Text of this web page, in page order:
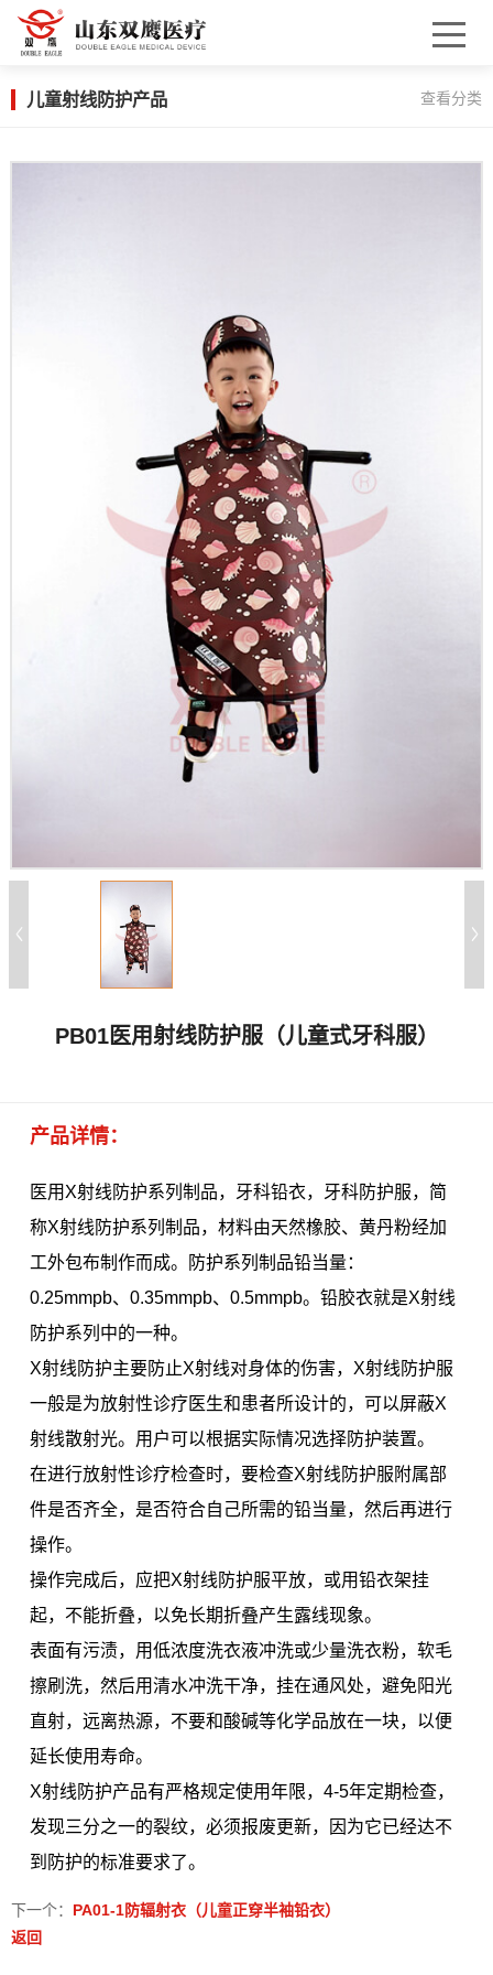
儿童射线防护产品 查看分类
PB01医用射线防护服（儿童式牙科服）
产品详情：
医用X射线防护系列制品，牙科铅衣，牙科防护服，简
称X射线防护系列制品，材料由天然橡胶、黄丹粉经加
工外包布制作而成。防护系列制品铅当量：
0.25mmpb、0.35mmpb、0.5mmpb。铅胶衣就是X射线
防护系列中的一种。
X射线防护主要防止X射线对身体的伤害，X射线防护服
一般是为放射性诊疗医生和患者所设计的，可以屏蔽X
射线散射光。用户可以根据实际情况选择防护装置。
在进行放射性诊疗检查时，要检查X射线防护服附属部
件是否齐全，是否符合自己所需的铅当量，然后再进行
操作。
操作完成后，应把X射线防护服平放，或用铅衣架挂
起，不能折叠，以免长期折叠产生露线现象。
表面有污渍，用低浓度洗衣液冲洗或少量洗衣粉，软毛
擦刷洗，然后用清水冲洗干净，挂在通风处，避免阳光
直射，远离热源，不要和酸碱等化学品放在一块，以便
延长使用寿命。
X射线防护产品有严格规定使用年限，4-5年定期检查，
发现三分之一的裂纹，必须报废更新，因为它已经达不
到防护的标准要求了。
下一个： PA01-1防辐射衣（儿童正穿半袖铅衣）
返回
扫描微信二维码